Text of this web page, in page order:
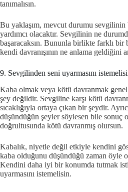
tanımalısın.
Bu yaklaşım, mevcut durumu sevgilinin
yardımcı olacaktır. Sevgilinin ne
başaracaksın. Bununla birlikte farklı bir
kendi davranışının ne anlama geldiğini
9. Sevgilinden seni uyarmasını
Kaba olmak veya kötü davranmak
şey değildir. Sevgiline karşı kötü
sıcaklığıyla ortaya çıkan bir şeydir.
düşündüğün şeyler söylesen bile sonuç
doğrultusunda kötü davranmış olursun.
Kabalık, niyetle değil etkiyle kendini
kaba olduğunu düşündüğü zaman öyle
Kendini daha iyi bir konumda tutmak
uyarmasını istemelisin.